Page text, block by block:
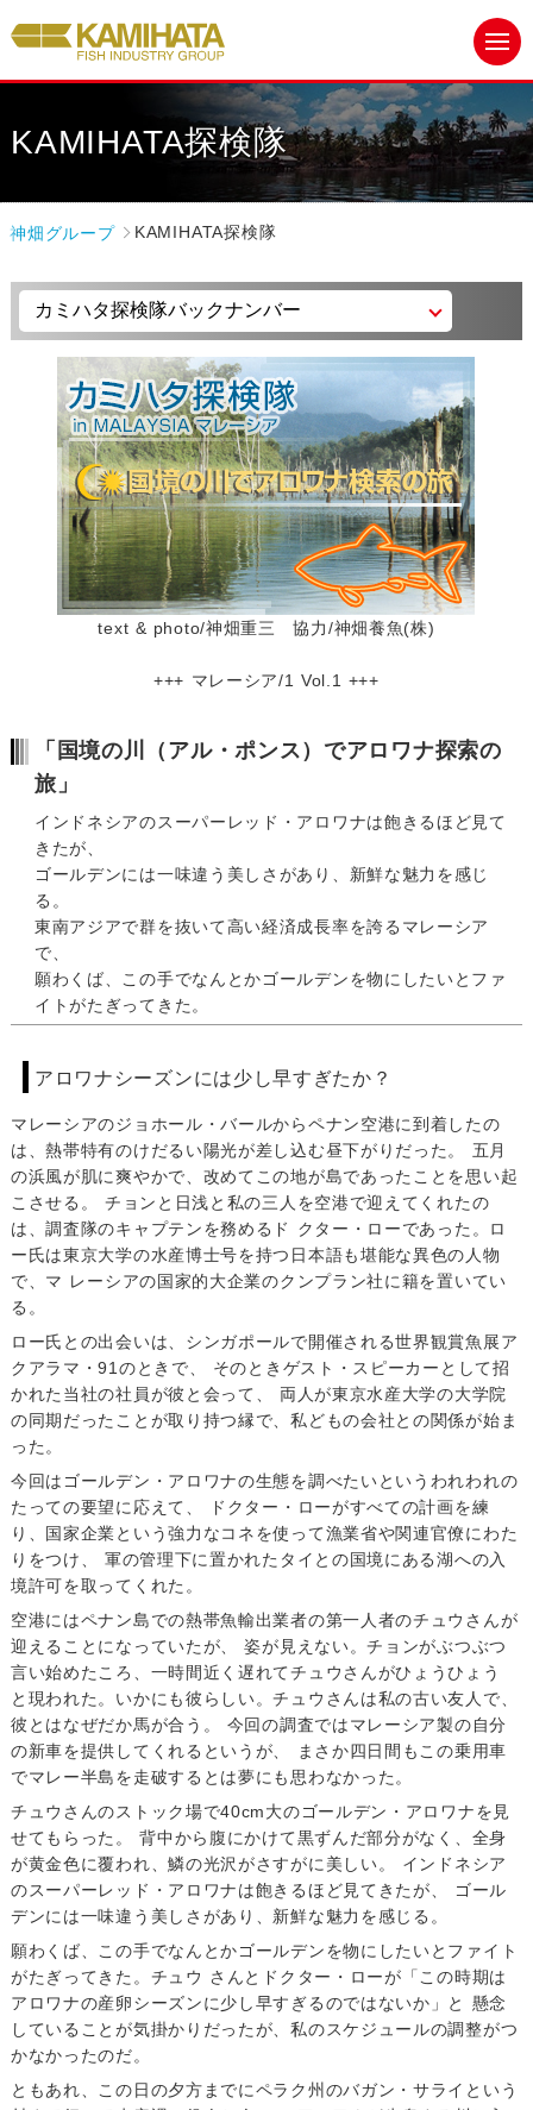
KAMIHATA探検隊
神畑グループ KAMIHATA探検隊
text & photo/神畑重三 協力/神畑養魚(株)
+++ マレーシア/1 Vol.1 +++
「国境の川（アル・ポンス）でアロワナ探索の
旅」
インドネシアのスーパーレッド・アロワナは飽きるほど見て
きたが、
ゴールデンには一味違う美しさがあり、新鮮な魅力を感じ
る。
東南アジアで群を抜いて高い経済成長率を誇るマレーシア
で、
願わくば、この手でなんとかゴールデンを物にしたいとファ
イトがたぎってきた。
アロワナシーズンには少し早すぎたか？
マレーシアのジョホール・バールからペナン空港に到着したの
は、熱帯特有のけだるい陽光が差し込む昼下がりだった。 五月
の浜風が肌に爽やかで、改めてこの地が島であったことを思い起
こさせる。 チョンと日浅と私の三人を空港で迎えてくれたの
は、調査隊のキャプテンを務めるド クター・ローであった。ロ
ー氏は東京大学の水産博士号を持つ日本語も堪能な異色の人物
で、マ レーシアの国家的大企業のクンプラン社に籍を置いてい
る。
ロー氏との出会いは、シンガポールで開催される世界観賞魚展ア
クアラマ・91のときで、 そのときゲスト・スピーカーとして招
かれた当社の社員が彼と会って、 両人が東京水産大学の大学院
の同期だったことが取り持つ縁で、私どもの会社との関係が始ま
った。
今回はゴールデン・アロワナの生態を調べたいというわれわれの
たっての要望に応えて、 ドクター・ローがすべての計画を練
り、国家企業という強力なコネを使って漁業省や関連官僚にわた
りをつけ、 軍の管理下に置かれたタイとの国境にある湖への入
境許可を取ってくれた。
空港にはペナン島での熱帯魚輸出業者の第一人者のチュウさんが
迎えることになっていたが、 姿が見えない。チョンがぶつぶつ
言い始めたころ、一時間近く遅れてチュウさんがひょうひょう
と現われた。いかにも彼らしい。チュウさんは私の古い友人で、
彼とはなぜだか馬が合う。 今回の調査ではマレーシア製の自分
の新車を提供してくれるというが、 まさか四日間もこの乗用車
でマレー半島を走破するとは夢にも思わなかった。
チュウさんのストック場で40cm大のゴールデン・アロワナを見
せてもらった。 背中から腹にかけて黒ずんだ部分がなく、全身
が黄金色に覆われ、鱗の光沢がさすがに美しい。 インドネシア
のスーパーレッド・アロワナは飽きるほど見てきたが、 ゴール
デンには一味違う美しさがあり、新鮮な魅力を感じる。
願わくば、この手でなんとかゴールデンを物にしたいとファイト
がたぎってきた。チュウ さんとドクター・ローが「この時期は
アロワナの産卵シーズンに少し早すぎるのではないか」と 懸念
していることが気掛かりだったが、私のスケジュールの調整がつ
かなかったのだ。
ともあれ、この日の夕方までにペラク州のバガン・サライという